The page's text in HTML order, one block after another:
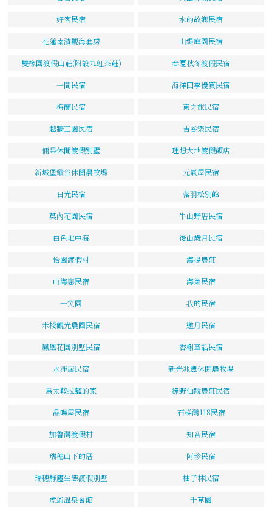
好客民宿 水的故鄉民宿
花蓮南濱觀海套房 山緹庭園民宿
雙橡園渡假山莊(附設九虹茶莊) 春夏秋冬渡假民宿
一間民宿 海洋四季優質民宿
梅蘭民宿 東之旅民宿
越牆工園民宿 吉谷樂民宿
倆呆休閒渡假別墅 理想大地渡假飯店
新城堡縱谷休閒農牧場 元氣屋民宿
日光民宿 落羽松別館
莫內花園民宿 牛山野厝民宿
白色地中海 後山歲月民宿
怡園渡假村 海揚農莊
山海戀民宿 海巢民宿
一笑園 我的民宿
米棧觀光農園民宿 邀月民宿
鳳凰花園別墅民宿 香榭童話民宿
水泮居民宿 新光兆豐休閒農牧場
馬太鞍拉藍的家 綠野仙蹤農莊民宿
晶暘屋民宿 石梯灣118民宿
加魯灣渡假村 知音民宿
瑞穗山下的厝 阿珍民宿
瑞穗靜廬生態渡假別墅 柚子林民宿
虎爺溫泉會館 千草園